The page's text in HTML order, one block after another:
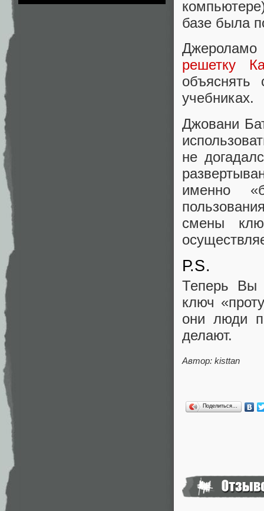
базе была
решетку
объяснять
учебниках.
Джовани
не
именно
смены
Р.S.
Теперь Вы
ключ
они люди
делают.
Автор: kisttan
Поделиться…